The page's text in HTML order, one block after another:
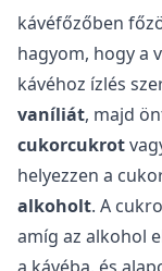
kávéfőzőben
hagyom, hogy a
kávéhoz ízlés
vaníliát, majd
cukorcukrot
helyezzen a
alkoholt. A
amíg az alkohol